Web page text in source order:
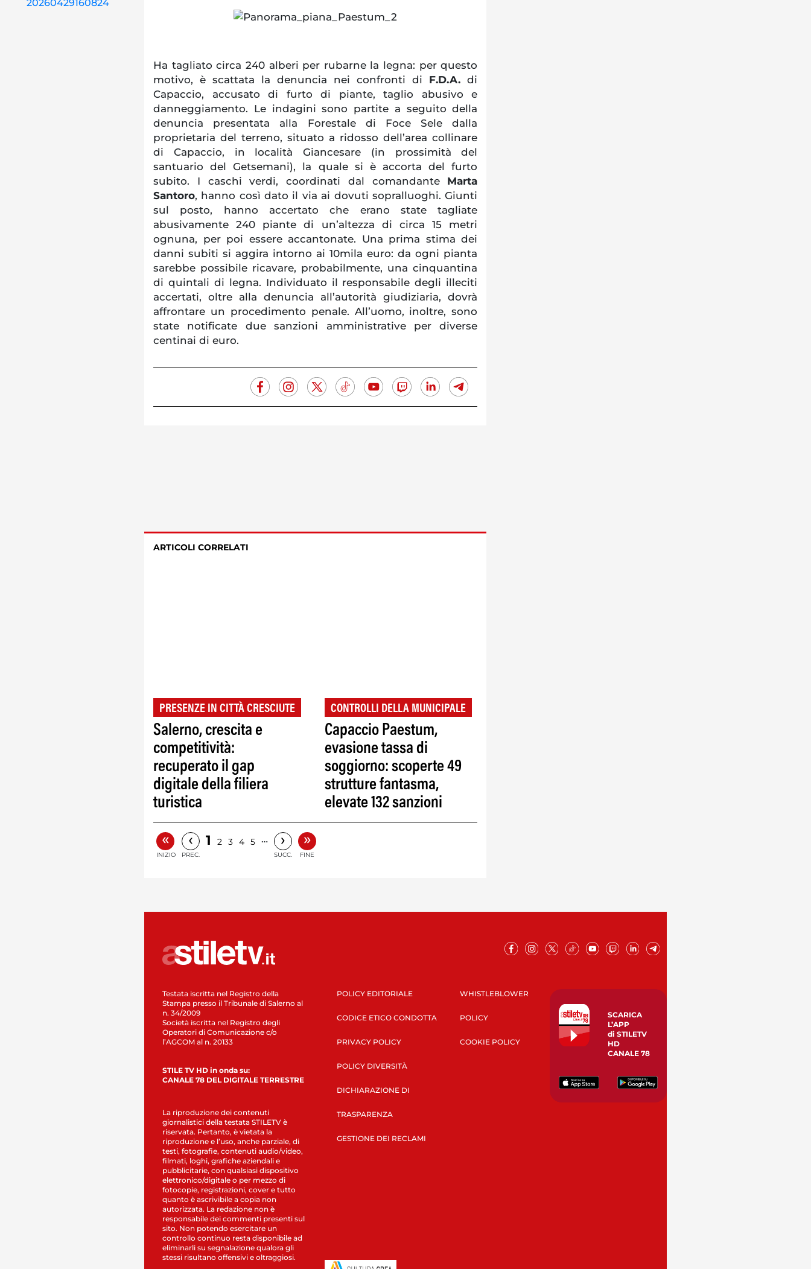
Ha tagliato circa 240 alberi per rubarne la legna: per questo
motivo, è scattata la denuncia nei confronti di F.D.A. di
Capaccio, accusato di furto di piante, taglio abusivo e
danneggiamento. Le indagini sono partite a seguito della
denuncia presentata alla Forestale di Foce Sele dalla
proprietaria del terreno, situato a ridosso dell’area collinare
di Capaccio, in località Giancesare (in prossimità del
santuario del Getsemani), la quale si è accorta del furto
subito. I caschi verdi, coordinati dal comandante Marta
Santoro, hanno così dato il via ai dovuti sopralluoghi. Giunti
sul posto, hanno accertato che erano state tagliate
abusivamente 240 piante di un’altezza di circa 15 metri
ognuna, per poi essere accantonate. Una prima stima dei
danni subiti si aggira intorno ai 10mila euro: da ogni pianta
sarebbe possibile ricavare, probabilmente, una cinquantina
di quintali di legna. Individuato il responsabile degli illeciti
accertati, oltre alla denuncia all’autorità giudiziaria, dovrà
affrontare un procedimento penale. All’uomo, inoltre, sono
state notificate due sanzioni amministrative per diverse
centinai di euro.
ARTICOLI CORRELATI
PRESENZE IN CITTÀ CRESCIUTE
Salerno, crescita e
competitività:
recuperato il gap
digitale della filiera
turistica
CONTROLLI DELLA MUNICIPALE
Capaccio Paestum,
evasione tassa di
soggiorno: scoperte 49
strutture fantasma,
elevate 132 sanzioni
«
INIZIO
‹
PREC.
1 2 3 4 5 … ›
SUCC.
»
FINE
Testata iscritta nel Registro della
Stampa presso il Tribunale di Salerno al
n. 34/2009
Società iscritta nel Registro degli
Operatori di Comunicazione c/o
l’AGCOM al n. 20133
STILE TV HD in onda su:
CANALE 78 DEL DIGITALE TERRESTRE
La riproduzione dei contenuti
giornalistici della testata STILETV è
riservata. Pertanto, è vietata la
riproduzione e l’uso, anche parziale, di
testi, fotografie, contenuti audio/video,
filmati, loghi, grafiche aziendali e
pubblicitarie, con qualsiasi dispositivo
elettronico/digitale o per mezzo di
fotocopie, registrazioni, cover e tutto
quanto è ascrivibile a copia non
autorizzata. La redazione non è
responsabile dei commenti presenti sul
sito. Non potendo esercitare un
controllo continuo resta disponibile ad
eliminarli su segnalazione qualora gli
stessi risultano offensivi e oltraggiosi.
POLICY EDITORIALE
CODICE ETICO CONDOTTA
PRIVACY POLICY
POLICY DIVERSITÀ
DICHIARAZIONE DI
TRASPARENZA
GESTIONE DEI RECLAMI
WHISTLEBLOWER
POLICY
COOKIE POLICY
SCARICA
L’APP
di STILETV
HD
CANALE 78